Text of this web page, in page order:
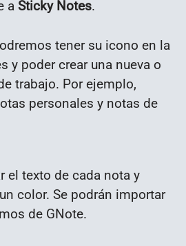
a Sticky Notes.
tener su icono en la
y poder crear una nueva o
trabajo. Por ejemplo,
personales y notas de
el texto de cada nota y
color. Se podrán importar
de GNote.